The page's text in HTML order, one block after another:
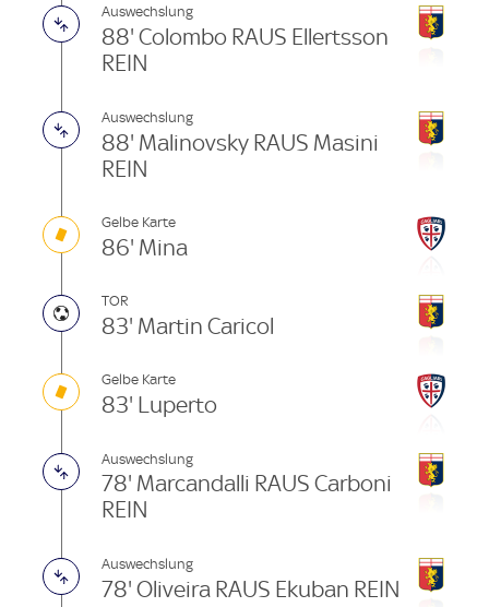
Auswechslung
88' Colombo RAUS Ellertsson
REIN
Auswechslung
88' Malinovsky RAUS Masini
REIN
Gelbe Karte
86' Mina
TOR
83' Martin Caricol
Gelbe Karte
83' Luperto
Auswechslung
78' Marcandalli RAUS Carboni
REIN
Auswechslung
78' Oliveira RAUS Ekuban REIN